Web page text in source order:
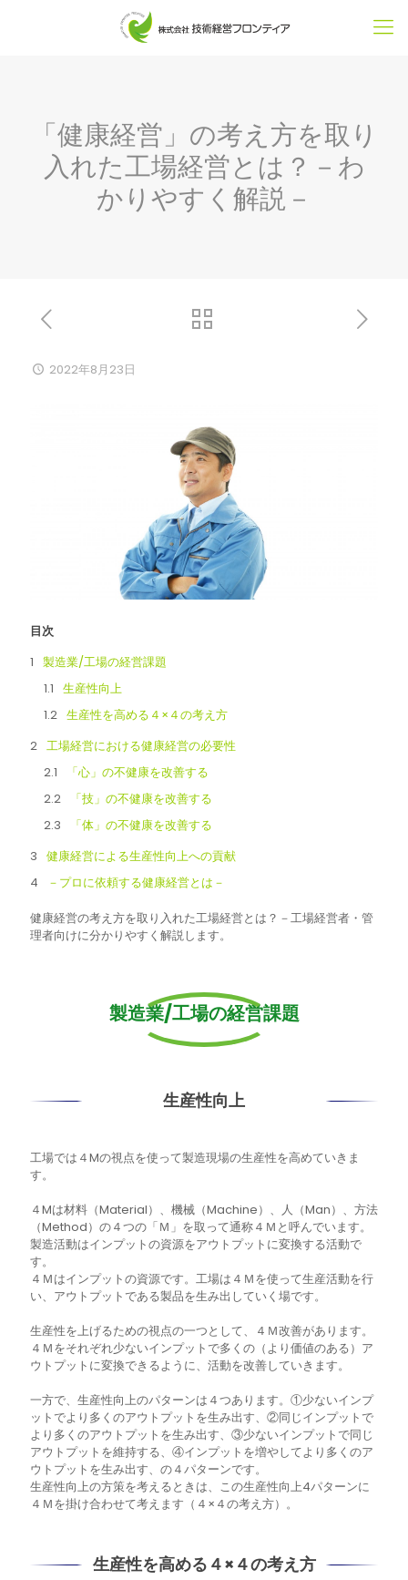
「健康経営」の考え方を取り
入れた工場経営とは？－わ
かりやすく解説－
2022年8月23日
目次
製造業/工場の経営課題
生産性向上
生産性を高める４×４の考え方
工場経営における健康経営の必要性
「心」の不健康を改善する
「技」の不健康を改善する
「体」の不健康を改善する
健康経営による生産性向上への貢献
－プロに依頼する健康経営とは－
健康経営の考え方を取り入れた工場経営とは？－工場経営者・管
理者向けに分かりやすく解説します。
製造業/工場の経営課題
生産性向上
工場では４Mの視点を使って製造現場の生産性を高めていきま
す。
４Mは材料（Material）、機械（Machine）、人（Man）、方法
（Method）の４つの「Ｍ」を取って通称４Ｍと呼んでいます。
製造活動はインプットの資源をアウトプットに変換する活動で
す。
４Ｍはインプットの資源です。工場は４Ｍを使って生産活動を行
い、アウトプットである製品を生み出していく場です。
生産性を上げるための視点の一つとして、４Ｍ改善があります。
４Ｍをそれぞれ少ないインプットで多くの（より価値のある）ア
ウトプットに変換できるように、活動を改善していきます。
一方で、生産性向上のパターンは４つあります。①少ないインプ
ットでより多くのアウトプットを生み出す、②同じインプットで
より多くのアウトプットを生み出す、③少ないインプットで同じ
アウトプットを維持する、④インプットを増やしてより多くのア
ウトプットを生み出す、の４パターンです。
生産性向上の方策を考えるときは、この生産性向上4パターンに
４Ｍを掛け合わせて考えます（４×４の考え方）。
生産性を高める４×４の考え方